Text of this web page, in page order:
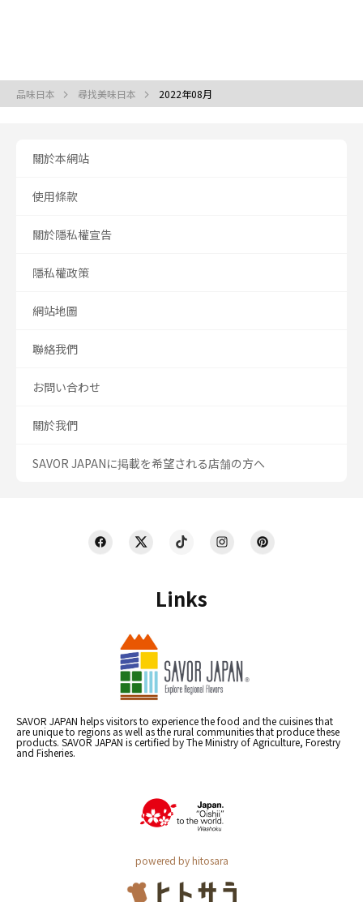
品味日本 尋找美味日本 2022年08月
Links
SAVOR JAPAN helps visitors to experience the food and the cuisines that
are unique to regions as well as the rural communities that produce these
products. SAVOR JAPAN is certified by The Ministry of Agriculture, Forestry
and Fisheries.
powered by hitosara
關於本網站
使用條款
關於隱私權宣告
隱私權政策
網站地圖
聯絡我們
お問い合わせ
關於我們
SAVOR JAPANに掲載を希望される店舗の方へ